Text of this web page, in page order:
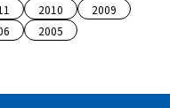
2010
2009
2005